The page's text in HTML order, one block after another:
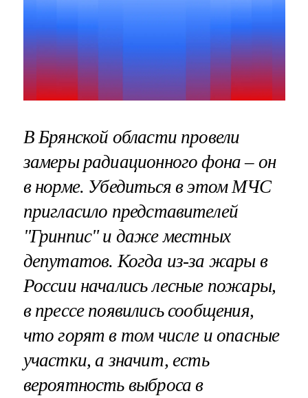
В Брянской области провели
замеры радиационного фона – он
в норме. Убедиться в этом МЧС
пригласило представителей
"Гринпис" и даже местных
депутатов. Когда из-за жары в
России начались лесные пожары,
в прессе появились сообщения,
что горят в том числе и опасные
участки, а значит, есть
вероятность выброса в